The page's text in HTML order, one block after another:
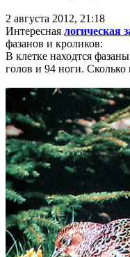
2 августа 2012, 21:18
Интересная логическая
фазанов и кроликов:
В клетке находтся
голов и 94 ноги. Сколько